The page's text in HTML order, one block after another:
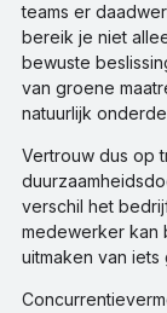
teams er
bereik je niet
bewuste
van groene
natuurlijk
Vertrouw dus op
verschil het
medewerker kan
uitmaken van iets